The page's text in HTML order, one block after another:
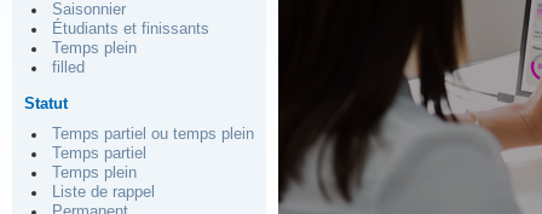
Saisonnier
Étudiants et finissants
Temps plein
filled
Statut
Temps partiel ou temps plein
Temps partiel
Temps plein
Liste de rappel